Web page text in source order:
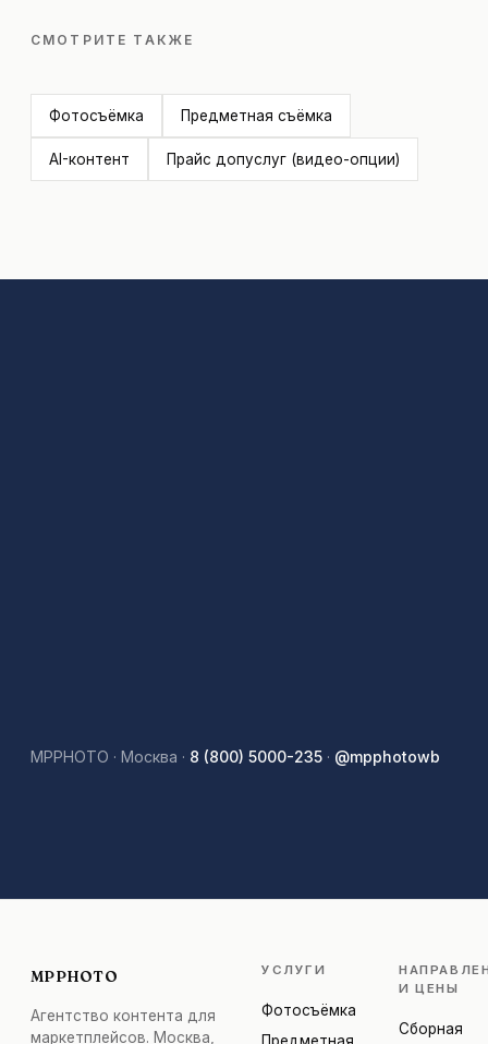
СМОТРИТЕ ТАКЖЕ
Фотосъёмка Предметная съёмка
AI-контент Прайс допуслуг (видео-опции)
MPPHOTO · Москва · 8 (800) 5000-235 · @mpphotowb
MPPHOTO
Агентство контента для
маркетплейсов. Москва,
УСЛУГИ
Фотосъёмка
И ЦЕНЫ
Сборная